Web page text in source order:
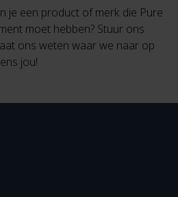
je een product of merk die Pure
moet hebben? Stuur ons
ons weten waar we naar op
jou!